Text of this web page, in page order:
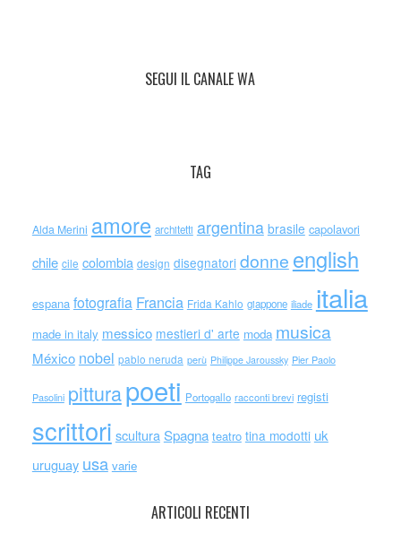
SEGUI IL CANALE WA
TAG
Alda Merini amore architetti argentina brasile capolavori
chile cile colombia design disegnatori donne english
espana fotografia Francia Frida Kahlo giappone iliade italia
made in italy messico mestieri d' arte moda musica
México nobel pablo neruda perù Philippe Jaroussky Pier Paolo
Pasolini pitturapoeti Portogallo racconti brevi registi
scrittori scultura Spagna teatro tina modotti uk
uruguay usa varie
ARTICOLI RECENTI